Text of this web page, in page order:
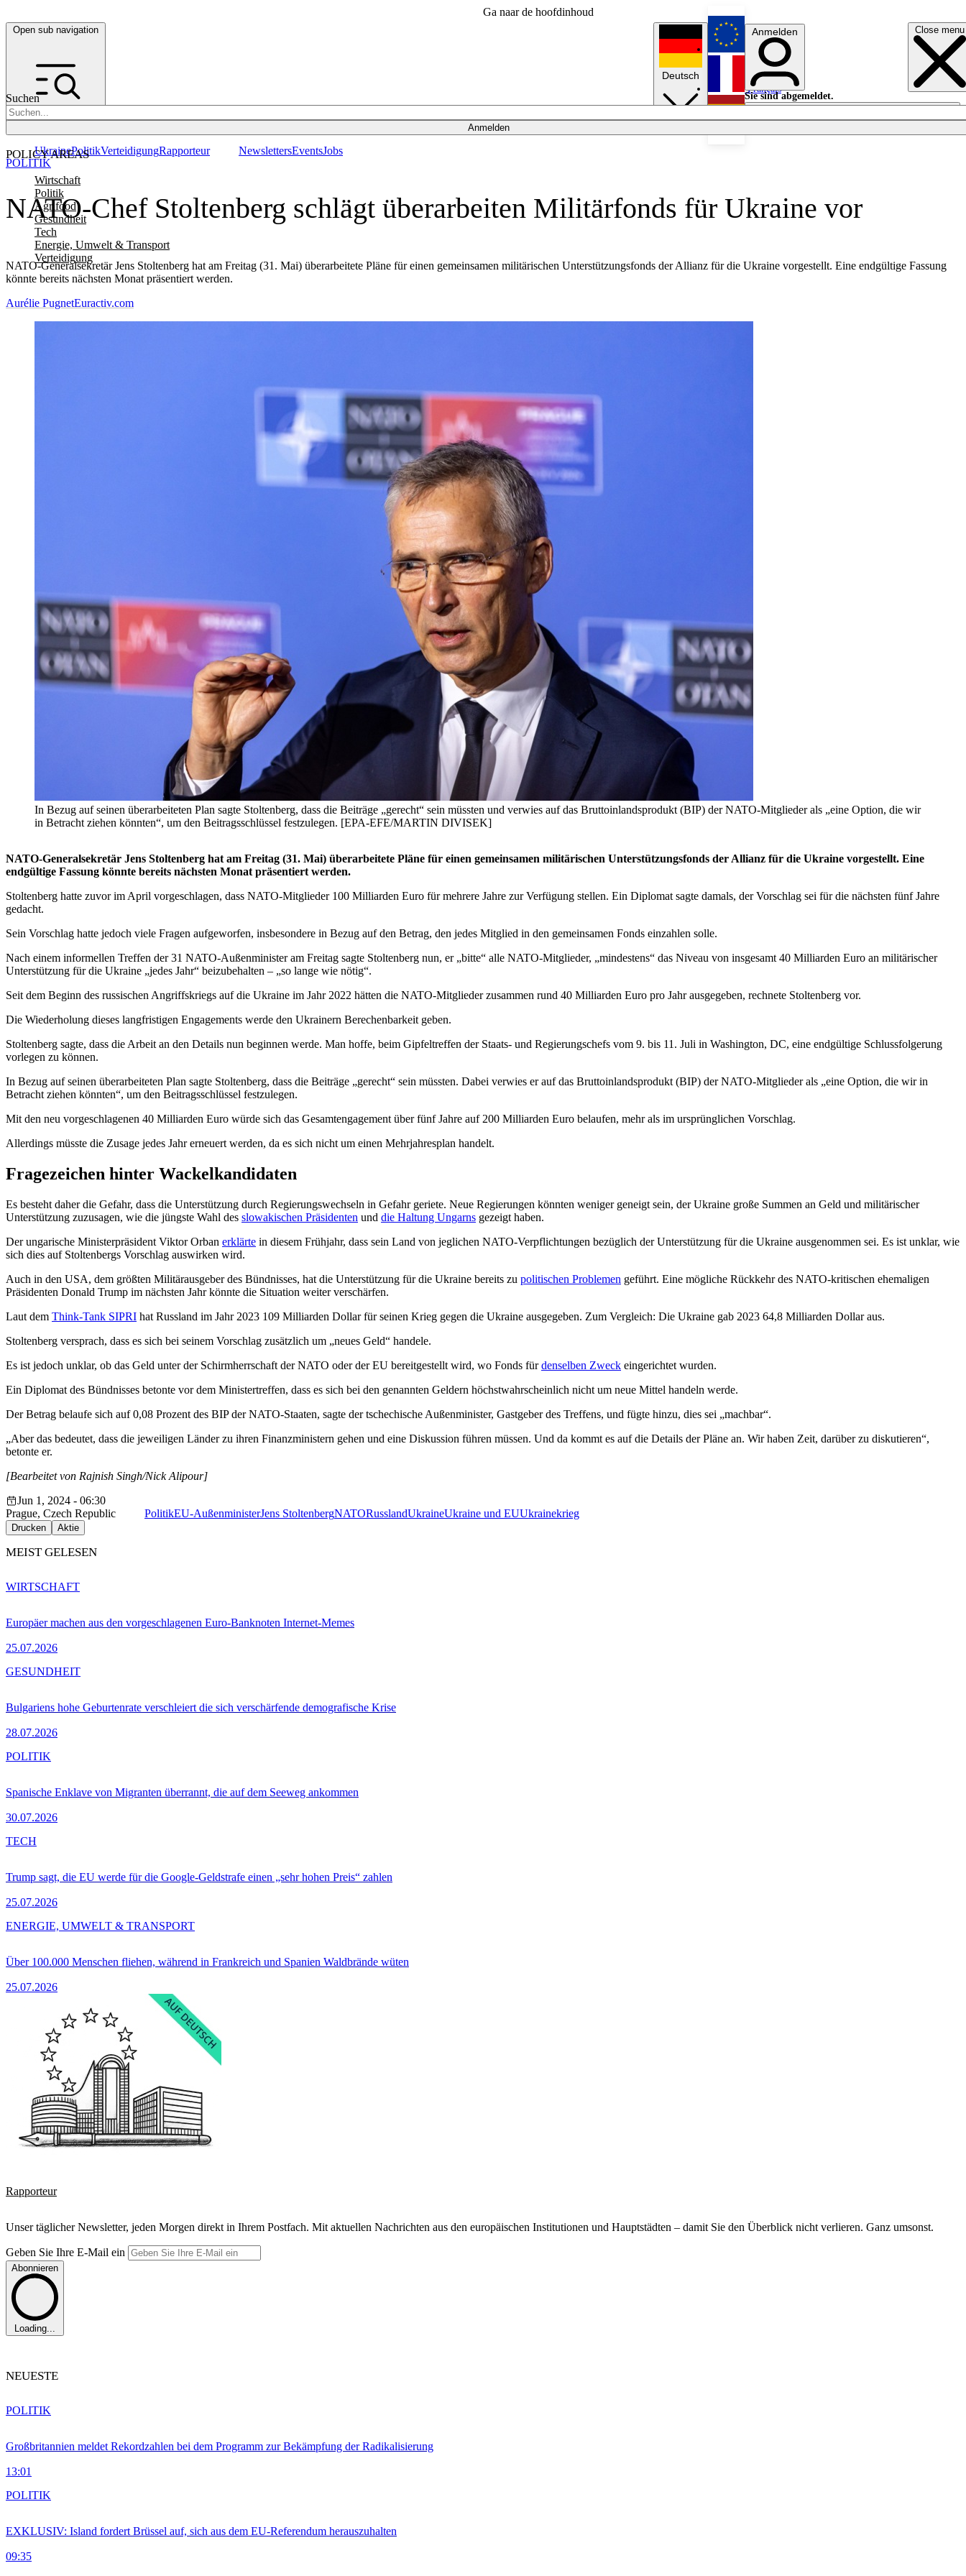
Ga naar de hoofdinhoud
Open sub navigation Close menu
Suchen
Anmelden
POLICY AREAS
Wirtschaft
Politik
Agrifood
Gesundheit
Tech
Energie, Umwelt & Transport
Verteidigung
UkrainePolitikVerteidigungRapporteur NewslettersEventsJobs
Deutsch
English
Français
Anmelden
Sie sind abgemeldet.
Anmelden
Licht aus
NATO-Chef Stoltenberg schlägt überarbeiten Militärfonds für Ukraine vor
NATO-Generalsekretär Jens Stoltenberg hat am Freitag (31. Mai) überarbeitete Pläne für einen gemeinsamen militärischen Unterstützungsfonds der Allianz für die Ukraine vorgestellt. Eine endgültige Fassung
könnte bereits nächsten Monat präsentiert werden.
POLITIK
Aurélie PugnetEuractiv.com
In Bezug auf seinen überarbeiteten Plan sagte Stoltenberg, dass die Beiträge „gerecht“ sein müssten und verwies auf das Bruttoinlandsprodukt (BIP) der NATO-Mitglieder als „eine Option, die wir
in Betracht ziehen könnten“, um den Beitragsschlüssel festzulegen. [EPA-EFE/MARTIN DIVISEK]
NATO-Generalsekretär Jens Stoltenberg hat am Freitag (31. Mai) überarbeitete Pläne für einen gemeinsamen militärischen Unterstützungsfonds der Allianz für die Ukraine vorgestellt. Eine
endgültige Fassung könnte bereits nächsten Monat präsentiert werden.
Stoltenberg hatte zuvor im April vorgeschlagen, dass NATO-Mitglieder 100 Milliarden Euro für mehrere Jahre zur Verfügung stellen. Ein Diplomat sagte damals, der Vorschlag sei für die nächsten fünf Jahre
gedacht.
Sein Vorschlag hatte jedoch viele Fragen aufgeworfen, insbesondere in Bezug auf den Betrag, den jedes Mitglied in den gemeinsamen Fonds einzahlen solle.
Nach einem informellen Treffen der 31 NATO-Außenminister am Freitag sagte Stoltenberg nun, er „bitte“ alle NATO-Mitglieder, „mindestens“ das Niveau von insgesamt 40 Milliarden Euro an militärischer
Unterstützung für die Ukraine „jedes Jahr“ beizubehalten – „so lange wie nötig“.
Seit dem Beginn des russischen Angriffskriegs auf die Ukraine im Jahr 2022 hätten die NATO-Mitglieder zusammen rund 40 Milliarden Euro pro Jahr ausgegeben, rechnete Stoltenberg vor.
Die Wiederholung dieses langfristigen Engagements werde den Ukrainern Berechenbarkeit geben.
Stoltenberg sagte, dass die Arbeit an den Details nun beginnen werde. Man hoffe, beim Gipfeltreffen der Staats- und Regierungschefs vom 9. bis 11. Juli in Washington, DC, eine endgültige Schlussfolgerung
vorlegen zu können.
In Bezug auf seinen überarbeiteten Plan sagte Stoltenberg, dass die Beiträge „gerecht“ sein müssten. Dabei verwies er auf das Bruttoinlandsprodukt (BIP) der NATO-Mitglieder als „eine Option, die wir in
Betracht ziehen könnten“, um den Beitragsschlüssel festzulegen.
Mit den neu vorgeschlagenen 40 Milliarden Euro würde sich das Gesamtengagement über fünf Jahre auf 200 Milliarden Euro belaufen, mehr als im ursprünglichen Vorschlag.
Allerdings müsste die Zusage jedes Jahr erneuert werden, da es sich nicht um einen Mehrjahresplan handelt.
Fragezeichen hinter Wackelkandidaten
Es besteht daher die Gefahr, dass die Unterstützung durch Regierungswechseln in Gefahr geriete. Neue Regierungen könnten weniger geneigt sein, der Ukraine große Summen an Geld und militärischer
Unterstützung zuzusagen, wie die jüngste Wahl des slowakischen Präsidenten und die Haltung Ungarns gezeigt haben.
Der ungarische Ministerpräsident Viktor Orban erklärte in diesem Frühjahr, dass sein Land von jeglichen NATO-Verpflichtungen bezüglich der Unterstützung für die Ukraine ausgenommen sei. Es ist unklar, wie
sich dies auf Stoltenbergs Vorschlag auswirken wird.
Auch in den USA, dem größten Militärausgeber des Bündnisses, hat die Unterstützung für die Ukraine bereits zu politischen Problemen geführt. Eine mögliche Rückkehr des NATO-kritischen ehemaligen
Präsidenten Donald Trump im nächsten Jahr könnte die Situation weiter verschärfen.
Laut dem Think-Tank SIPRI hat Russland im Jahr 2023 109 Milliarden Dollar für seinen Krieg gegen die Ukraine ausgegeben. Zum Vergleich: Die Ukraine gab 2023 64,8 Milliarden Dollar aus.
Stoltenberg versprach, dass es sich bei seinem Vorschlag zusätzlich um „neues Geld“ handele.
Es ist jedoch unklar, ob das Geld unter der Schirmherrschaft der NATO oder der EU bereitgestellt wird, wo Fonds fürdenselben Zweck eingerichtet wurden.
Ein Diplomat des Bündnisses betonte vor dem Ministertreffen, dass es sich bei den genannten Geldern höchstwahrscheinlich nicht um neue Mittel handeln werde.
Der Betrag belaufe sich auf 0,08 Prozent des BIP der NATO-Staaten, sagte der tschechische Außenminister, Gastgeber des Treffens, und fügte hinzu, dies sei „machbar“.
„Aber das bedeutet, dass die jeweiligen Länder zu ihren Finanzministern gehen und eine Diskussion führen müssen. Und da kommt es auf die Details der Pläne an. Wir haben Zeit, darüber zu diskutieren“,
betonte er.
[Bearbeitet von Rajnish Singh/Nick Alipour]
Jun 1, 2024 - 06:30
Prague, Czech Republic
PolitikEU-AußenministerJens StoltenbergNATORusslandUkraineUkraine und EUUkrainekrieg
Drucken Aktie
MEIST GELESEN
Europäer machen aus den vorgeschlagenen Euro-Banknoten Internet-Memes
25.07.2026
WIRTSCHAFT
Bulgariens hohe Geburtenrate verschleiert die sich verschärfende demografische Krise
28.07.2026
GESUNDHEIT
Spanische Enklave von Migranten überrannt, die auf dem Seeweg ankommen
30.07.2026
POLITIK
Trump sagt, die EU werde für die Google-Geldstrafe einen „sehr hohen Preis“ zahlen
25.07.2026
TECH
Über 100.000 Menschen fliehen, während in Frankreich und Spanien Waldbrände wüten
25.07.2026
ENERGIE, UMWELT & TRANSPORT
Rapporteur
Unser täglicher Newsletter, jeden Morgen direkt in Ihrem Postfach. Mit aktuellen Nachrichten aus den europäischen Institutionen und Hauptstädten – damit Sie den Überblick nicht verlieren. Ganz umsonst.
Geben Sie Ihre E-Mail ein
Abonnieren
Loading...
NEUESTE
Großbritannien meldet Rekordzahlen bei dem Programm zur Bekämpfung der Radikalisierung
13:01
POLITIK
EXKLUSIV: Island fordert Brüssel auf, sich aus dem EU-Referendum herauszuhalten
09:35
POLITIK